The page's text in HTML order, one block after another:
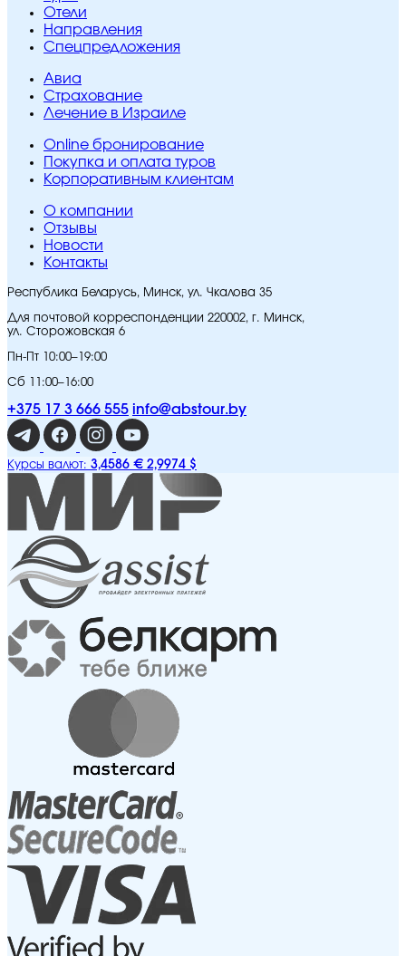
Отели
Направления
Спецпредложения
Авиа
Страхование
Лечение в Израиле
Online бронирование
Покупка и оплата туров
Корпоративным клиентам
O компании
Отзывы
Новости
Контакты
Республика Беларусь, Минск, ул. Чкалова 35
Для почтовой корреспонденции 220002, г. Минск,
ул. Сторожовская 6
Пн-Пт 10:00–19:00
Сб 11:00–16:00
+375 17 3 666 555 info@abstour.by
Курсы валют: 3,4586 € 2,9974 $